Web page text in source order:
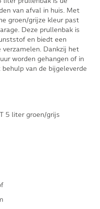
van afval in huis. Met
groen/grijze kleur past
Deze prullenbak is
en biedt een
Dankzij het
worden gehangen of in
van de bijgeleverde
5 liter groen/grijs